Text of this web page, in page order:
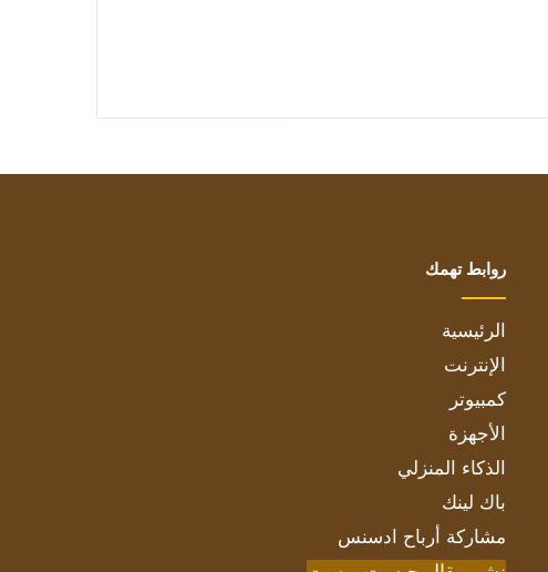
روابط تهمك
الرئيسية
الإنترنت
كمبيوتر
الأجهزة
الذكاء المنزلي
باك لينك
مشاركة أرباح ادسنس